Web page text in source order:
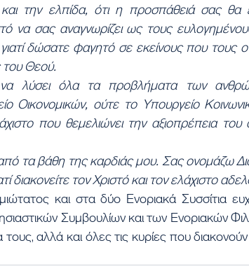
την ελπίδα, ότι η προσπάθειά σας θα
να σας αναγνωρίζει ως τους
δώσατε φαγητό σε εκείνους που τους
του Θεού.
λύσει όλα τα προβλήματα των
Οικονομικών, ούτε το Υπουργείο
που θεμελιώνει την αξιοπρέπεια του
τα βάθη της καρδιάς μου. Σας ονομάζω
διακονείτε τον Χριστό και τον ελάχιστο
και στα δύο Ενοριακά Συσσίτια
Συμβουλίων και των Ενοριακών
τους, αλλά και όλες τις κυρίες που